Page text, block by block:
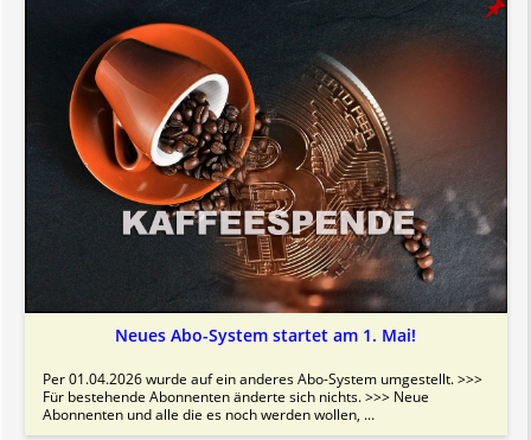
Neues Abo-System startet am 1. Mai!
Per 01.04.2026 wurde auf ein anderes Abo-System umgestellt. >>>
Für bestehende Abonnenten änderte sich nichts. >>> Neue
Abonnenten und alle die es noch werden wollen, ...